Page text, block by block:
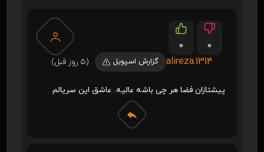
0
0
alireza.1314
گزارش اسپویل (5 روز قبل)
پیشتازان فضا هر چی باشه عالیه. عاشق این سریالم